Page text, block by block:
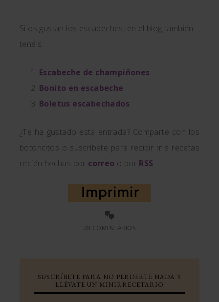
Si os gustan los escabeches, en el blog también
tenéis:
Escabeche de champiñones
Bonito en escabeche
Boletus escabechados
¿Te ha gustado esta entrada? Comparte con los
botoncitos o suscríbete para recibir mis recetas
recién hechas por correo o por RSS.
28 COMENTARIOS
SUSCRÍBETE PARA NO PERDERTE NADA Y
LLÉVATE UN MINIRRECETARIO